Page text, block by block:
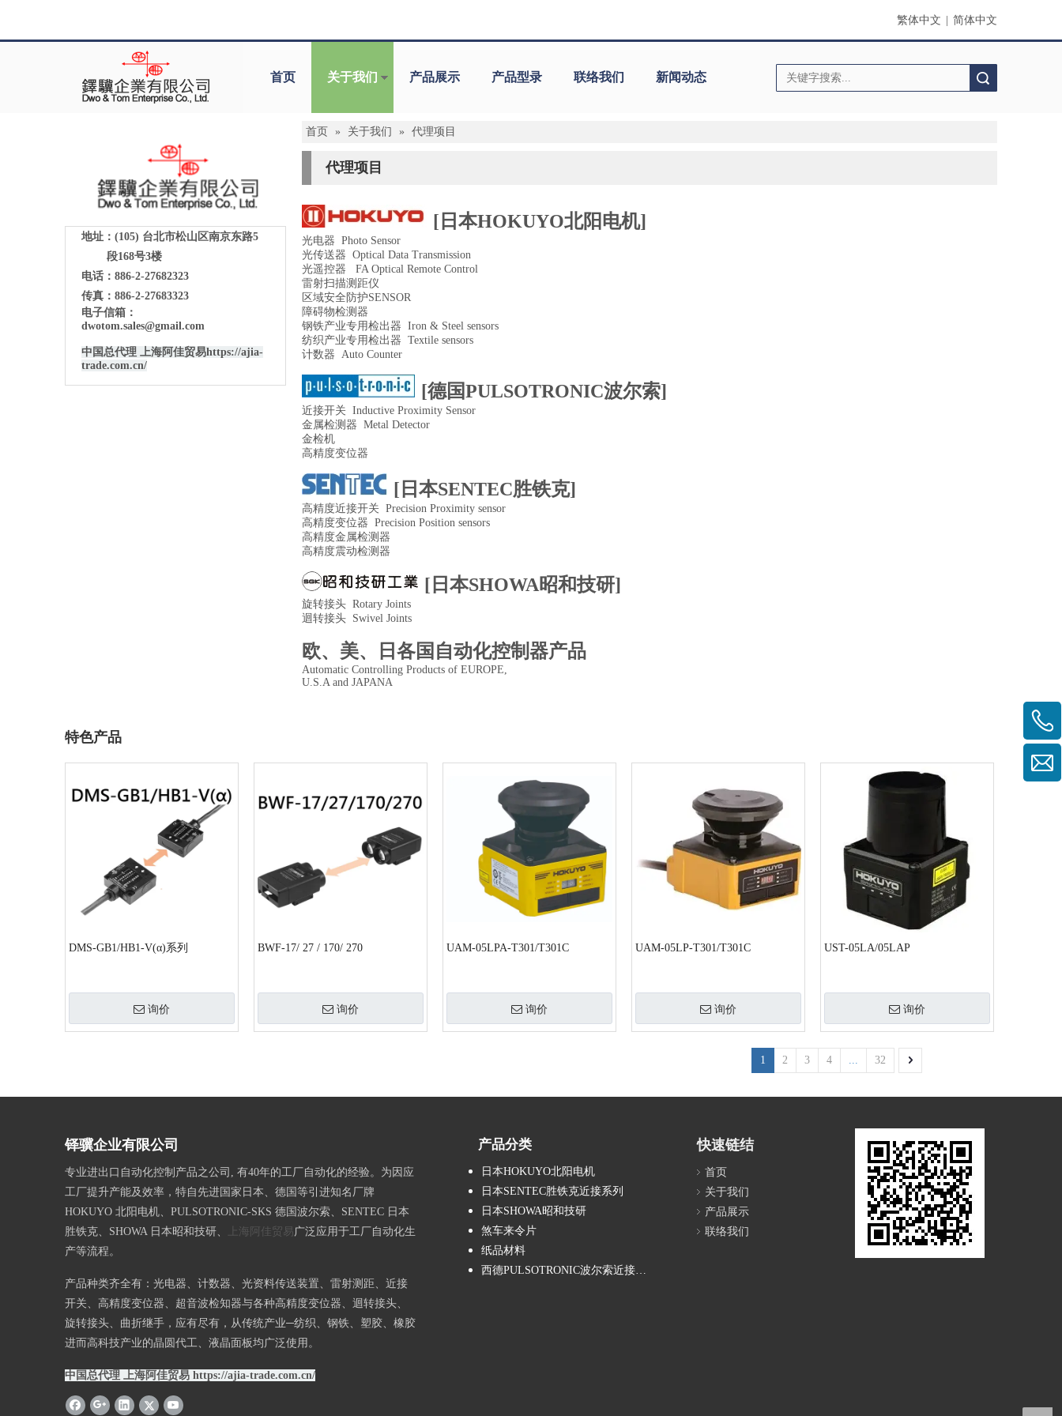
繁体中文 简体中文
首页 关于我们 产品展示 产品型录 联络我们 新闻动态
地址：(105) 台北市松山区南京东路5
段168号3楼
电话：886-2-27682323
传真：886-2-27683323
电子信箱：
dwotom.sales@gmail.com
中国总代理 上海阿佳贸易https://ajia-
trade.com.cn/
首页 » 关于我们 » 代理项目
代理项目
[日本HOKUYO北阳电机]
光电器 Photo Sensor
光传送器 Optical Data Transmission
光遥控器 FA Optical Remote Control
雷射扫描测距仪
区域安全防护SENSOR
障碍物检测器
钢铁产业专用检出器 Iron & Steel sensors
纺织产业专用检出器 Textile sensors
计数器 Auto Counter
[德国PULSOTRONIC波尔索]
近接开关 Inductive Proximity Sensor
金属检测器 Metal Detector
金检机
高精度变位器
[日本SENTEC胜铁克]
高精度近接开关 Precision Proximity sensor
高精度变位器 Precision Position sensors
高精度金属检测器
高精度震动检测器
[日本SHOWA昭和技研]
旋转接头 Rotary Joints
迴转接头 Swivel Joints
欧、美、日各国自动化控制器产品
Automatic Controlling Products of EUROPE,
U.S.A and JAPANA
特色产品
DMS-GB1/HB1-V(α)系列
询价
BWF-17/ 27 / 170/ 270
询价
UAM-05LPA-T301/T301C
询价
UAM-05LP-T301/T301C
询价
UST-05LA/05LAP
询价
1 2 3 4 ... 32
铎骥企业有限公司
专业进出口自动化控制产品之公司, 有40年的工厂自动化的经验。为因应
工厂提升产能及效率，特自先进国家日本、德国等引进知名厂牌
HOKUYO 北阳电机、PULSOTRONIC-SKS 德国波尔索、SENTEC 日本
胜铁克、SHOWA 日本昭和技研、
上海阿佳贸易广泛应用于工厂自动化生
产等流程。
产品种类齐全有：光电器、计数器、光资料传送装置、雷射测距、近接
开关、高精度变位器、超音波检知器与各种高精度变位器、迴转接头、
旋转接头、曲折继手，应有尽有，从传统产业─纺织、钢铁、塑胶、橡胶
进而高科技产业的晶圆代工、液晶面板均广泛使用。
中国总代理 上海阿佳贸易 https://ajia-trade.com.cn/
产品分类
日本HOKUYO北阳电机
日本SENTEC胜铁克近接系列
日本SHOWA昭和技研
煞车来令片
纸品材料
西德PULSOTRONIC波尔索近接系列
快速链结
首页
关于我们
产品展示
联络我们